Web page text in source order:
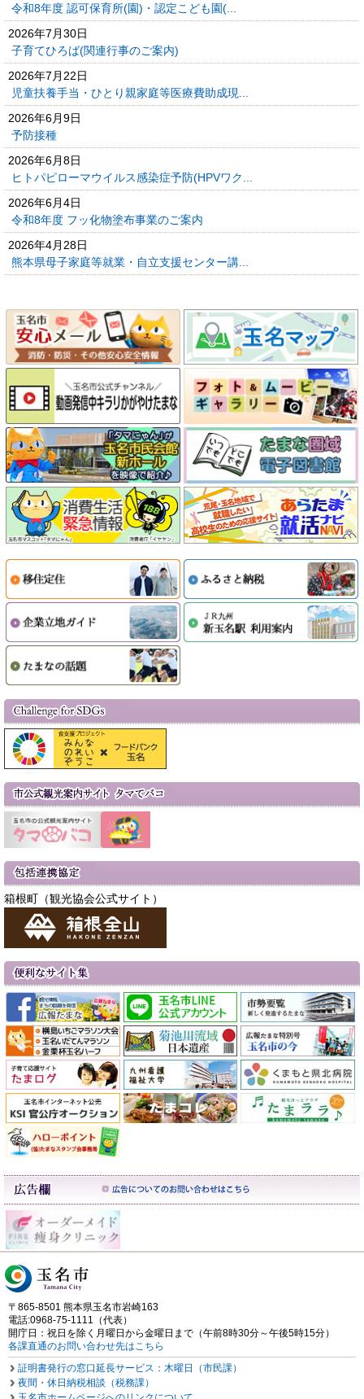
令和8年度 認可保育所(園)・認定こども園(...
2026年7月30日
子育てひろば(関連行事のご案内)
2026年7月22日
児童扶養手当・ひとり親家庭等医療費助成現...
2026年6月9日
予防接種
2026年6月8日
ヒトパピローマウイルス感染症予防(HPVワク...
2026年6月4日
令和8年度 フッ化物塗布事業のご案内
2026年4月28日
熊本県母子家庭等就業・自立支援センター講...
箱根町（観光協会公式サイト）
〒865-8501 熊本県玉名市岩崎163
電話:0968-75-1111（代表）
開庁日：祝日を除く月曜日から金曜日まで（午前8時30分～午後5時15分）
各課直通のお問い合わせ先はこちら
証明書発行の窓口延長サービス：木曜日（市民課）
夜間・休日納税相談（税務課）